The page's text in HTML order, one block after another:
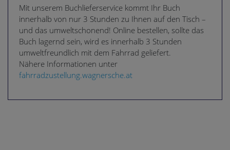
Mit unserem Buchlieferservice kommt Ihr Buch
innerhalb von nur 3 Stunden zu Ihnen auf den Tisch –
und das umweltschonend! Online bestellen, sollte das
Buch lagernd sein, wird es innerhalb 3 Stunden
umweltfreundlich mit dem Fahrrad geliefert.
Nähere Informationen unter
fahrradzustellung.wagnersche.at